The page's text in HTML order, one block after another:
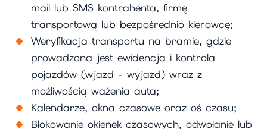
mail lub SMS kontrahenta, firmę
transportową lub bezpośrednio kierowcę;
Weryfikacja transportu na bramie, gdzie
prowadzona jest ewidencja i kontrola
pojazdów (wjazd - wyjazd) wraz z
możliwością ważenia auta;
Kalendarze, okna czasowe oraz oś czasu;
Blokowanie okienek czasowych, odwołanie lub